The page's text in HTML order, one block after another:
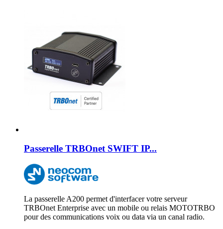
Passerelle TRBOnet SWIFT IP...
La passerelle A200 permet d'interfacer votre serveur
TRBOnet Enterprise avec un mobile ou relais MOTOTRBO
pour des communications voix ou data via un canal radio.